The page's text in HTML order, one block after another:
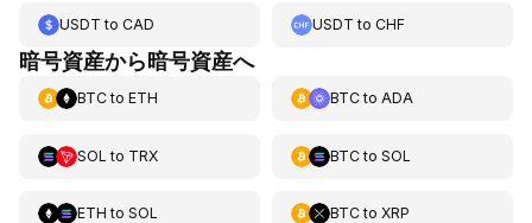
USDT to CAD USDT toCHF
暗号資産から暗号資産へ
BTCto ETH BTCto ADA
SOL to TRX BTCto SOL
ETH to SOL BTCto XRP